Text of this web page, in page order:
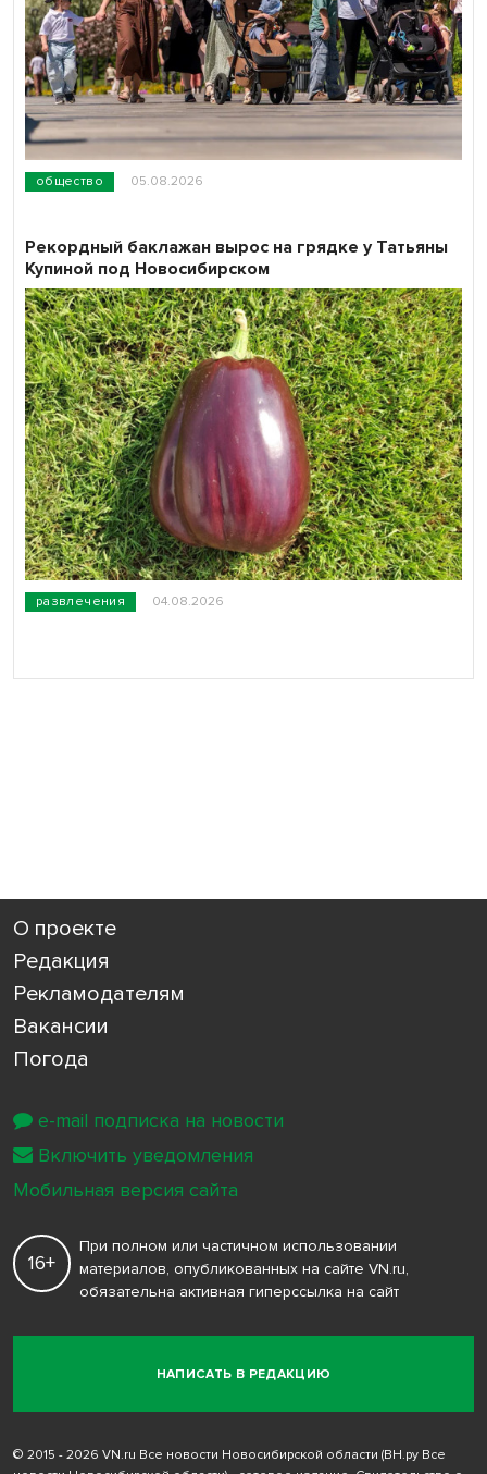
общество 05.08.2026
развлечения 04.08.2026
Рекордный баклажан вырос на грядке у Татьяны
Купиной под Новосибирском
О проекте
Редакция
Рекламодателям
Вакансии
Погода
НАПИСАТЬ В РЕДАКЦИЮ
16+
При полном или частичном использовании
материалов, опубликованных на сайте VN.ru,
обязательна активная гиперссылка на сайт
© 2015 - 2026 VN.ru Все новости Новосибирской области (ВН.ру Все
e-mail подписка на новости
Включить уведомления
Мобильная версия сайта